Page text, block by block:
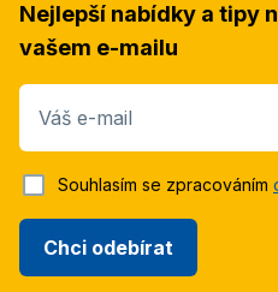
Nejlepší nabídky a tipy
vašem e-mailu
Váš e-mail
Chci odebírat
Souhlasím se zpracováním